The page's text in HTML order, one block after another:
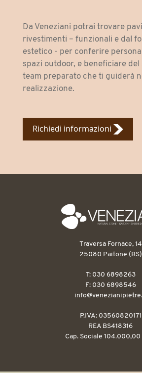
Da Veneziani potrai trovare
rivestimenti – funzionali e dal
estetico - per conferire
spazi outdoor, e beneficiare
team preparato che ti guiderà
realizzazione.
Richiedi informazioni
Traversa Fornace, 14
25080 Paitone (BS)
T: 030 6898263
F: 030 6898546
P.IVA: 03560820171
REA BS418316
Cap. Sociale 104.000,00